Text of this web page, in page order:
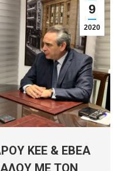
9
2020
ΚΕΕ & ΕΒΕΑ
ΜΕ ΤΟΝ